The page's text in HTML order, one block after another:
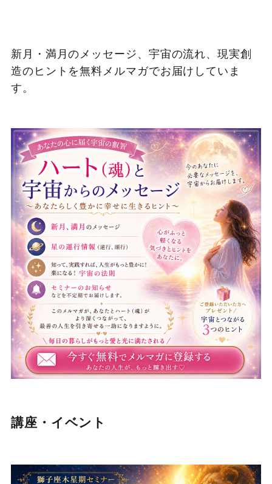
新月・満月のメッセージ、宇宙の流れ、現実創
造のヒントを無料メルマガでお届けしていま
す。
講座・イベント